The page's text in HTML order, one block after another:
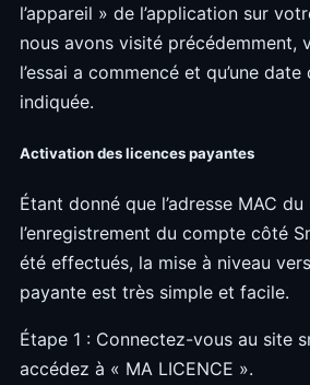
l’appareil » de l’application sur
nous avons visité précédemment,
l’essai a commencé et qu’une date
indiquée.
Activation des licences payantes
Étant donné que l’adresse MAC
l’enregistrement du compte côté
été effectués, la mise à niveau
payante est très simple et facile.
Étape 1 : Connectez-vous au site
accédez à « MA LICENCE ».